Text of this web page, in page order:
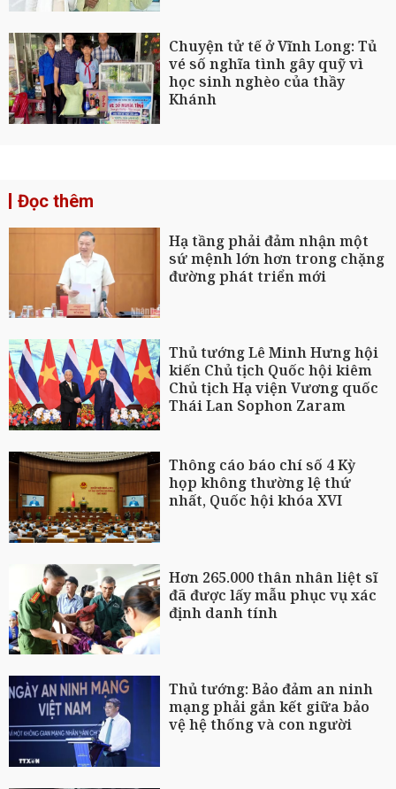
Chuyện tử tế ở Vĩnh Long: Tủ
vé số nghĩa tình gây quỹ vì
học sinh nghèo của thầy
Khánh
Đọc thêm
Hạ tầng phải đảm nhận một
sứ mệnh lớn hơn trong chặng
đường phát triển mới
Thủ tướng Lê Minh Hưng hội
kiến Chủ tịch Quốc hội kiêm
Chủ tịch Hạ viện Vương quốc
Thái Lan Sophon Zaram
Thông cáo báo chí số 4 Kỳ
họp không thường lệ thứ
nhất, Quốc hội khóa XVI
Hơn 265.000 thân nhân liệt sĩ
đã được lấy mẫu phục vụ xác
định danh tính
Thủ tướng: Bảo đảm an ninh
mạng phải gắn kết giữa bảo
vệ hệ thống và con người